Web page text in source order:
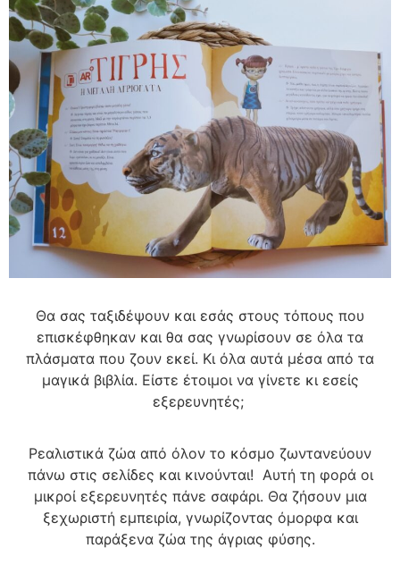
Θα σας ταξιδέψουν και εσάς στους τόπους που
επισκέφθηκαν και θα σας γνωρίσουν σε όλα τα
πλάσματα που ζουν εκεί. Κι όλα αυτά μέσα από τα
μαγικά βιβλία. Είστε έτοιμοι να γίνετε κι εσείς
εξερευνητές;
Ρεαλιστικά ζώα από όλον το κόσμο ζωντανεύουν
πάνω στις σελίδες και κινούνται! Αυτή τη φορά οι
μικροί εξερευνητές πάνε σαφάρι. Θα ζήσουν μια
ξεχωριστή εμπειρία, γνωρίζοντας όμορφα και
παράξενα ζώα της άγριας φύσης.